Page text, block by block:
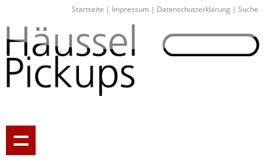
Startseite | Impressum | Datenschutzerklärung | Suche